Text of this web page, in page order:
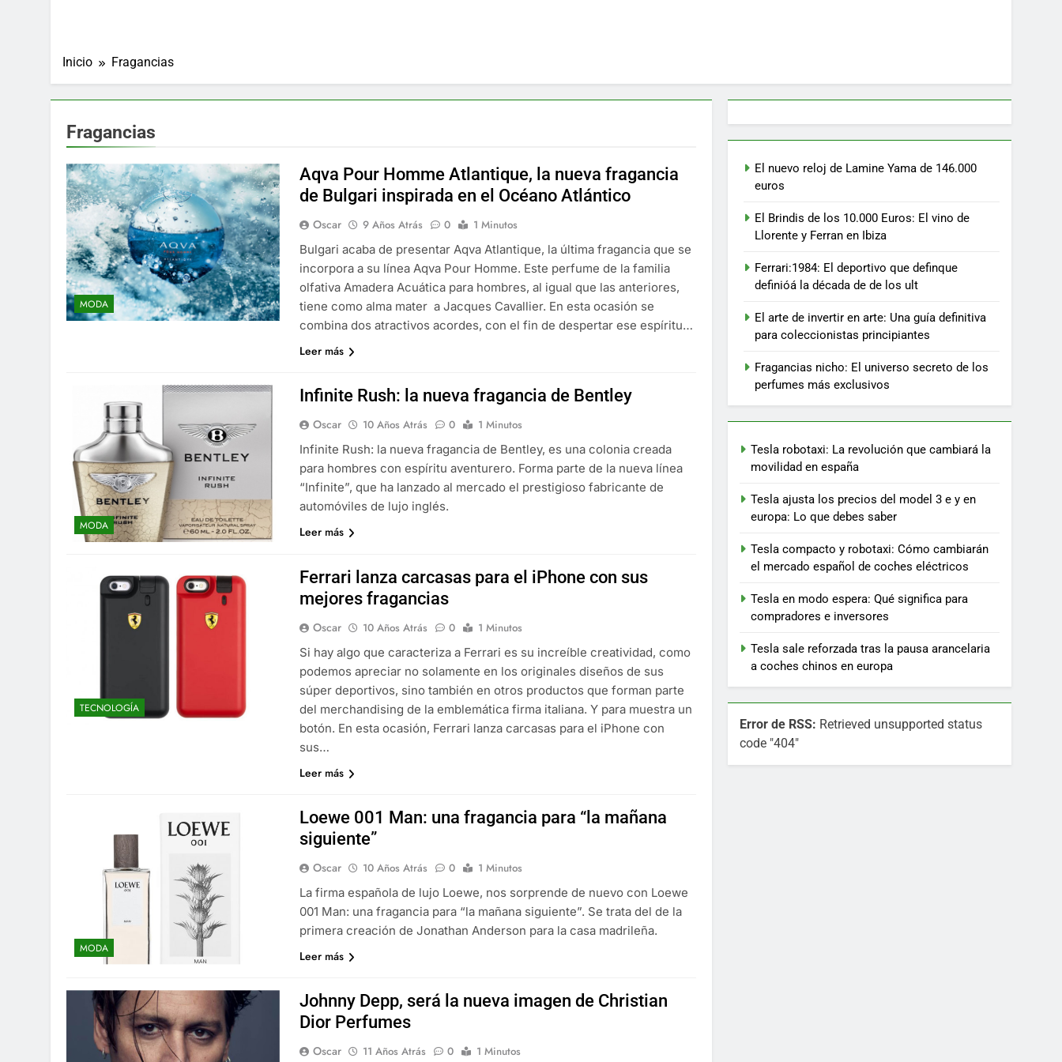
Inicio Fragancias
Fragancias
MODA
Aqva Pour Homme Atlantique, la nueva fragancia
de Bulgari inspirada en el Océano Atlántico
Oscar 9 Años Atrás 0
1 Minutos
Bulgari acaba de presentar Aqva Atlantique, la última fragancia que se
incorpora a su línea Aqva Pour Homme. Este perfume de la familia
olfativa Amadera Acuática para hombres, al igual que las anteriores,
tiene como alma mater a Jacques Cavallier. En esta ocasión se
combina dos atractivos acordes, con el fin de despertar ese espíritu…
Leer más
MODA
Infinite Rush: la nueva fragancia de Bentley
Oscar 10 Años Atrás 0
1 Minutos
Infinite Rush: la nueva fragancia de Bentley, es una colonia creada
para hombres con espíritu aventurero. Forma parte de la nueva línea
“Infinite”, que ha lanzado al mercado el prestigioso fabricante de
automóviles de lujo inglés.
Leer más
TECNOLOGÍA
Ferrari lanza carcasas para el iPhone con sus
mejores fragancias
Oscar 10 Años Atrás 0
1 Minutos
Si hay algo que caracteriza a Ferrari es su increíble creatividad, como
podemos apreciar no solamente en los originales diseños de sus
súper deportivos, sino también en otros productos que forman parte
del merchandising de la emblemática firma italiana. Y para muestra un
botón. En esta ocasión, Ferrari lanza carcasas para el iPhone con
sus…
Leer más
MODA
Loewe 001 Man: una fragancia para “la mañana
siguiente”
Oscar 10 Años Atrás 0
1 Minutos
La firma española de lujo Loewe, nos sorprende de nuevo con Loewe
001 Man: una fragancia para “la mañana siguiente”. Se trata del de la
primera creación de Jonathan Anderson para la casa madrileña.
Leer más
Johnny Depp, será la nueva imagen de Christian
Dior Perfumes
Oscar 11 Años Atrás 0 1 Minutos
El nuevo reloj de Lamine Yama de 146.000
euros
El Brindis de los 10.000 Euros: El vino de
Llorente y Ferran en Ibiza
Ferrari:1984: El deportivo que definque
definióá la década de de los ult
El arte de invertir en arte: Una guía definitiva
para coleccionistas principiantes
Fragancias nicho: El universo secreto de los
perfumes más exclusivos
Tesla robotaxi: La revolución que cambiará la
movilidad en españa
Tesla ajusta los precios del model 3 e y en
europa: Lo que debes saber
Tesla compacto y robotaxi: Cómo cambiarán
el mercado español de coches eléctricos
Tesla en modo espera: Qué significa para
compradores e inversores
Tesla sale reforzada tras la pausa arancelaria
a coches chinos en europa
Error de RSS: Retrieved unsupported status
code "404"